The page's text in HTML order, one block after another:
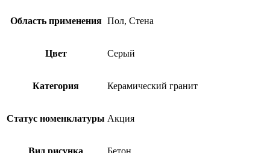
Область применения Пол, Стена
Цвет Серый
Категория Керамический гранит
Статус номенклатуры Акция
Вид рисунка Бетон